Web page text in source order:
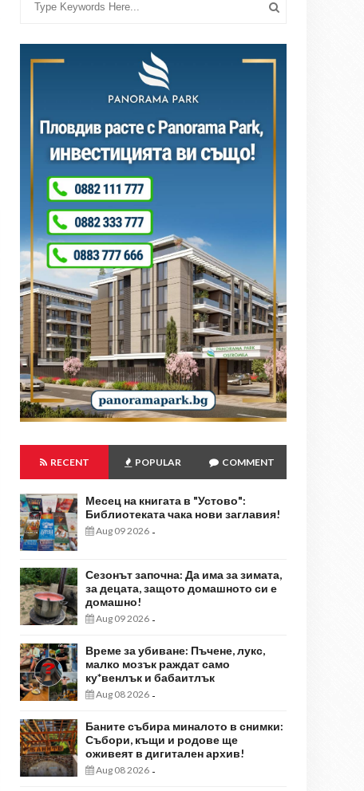
RECENT POPULAR COMMENT
Месец на книгата в "Устово":
Библиотеката чака нови заглавия!
Aug 09 2026 -
Сезонът започна: Да има за зимата,
за децата, защото домашното си е
домашно!
Aug 09 2026 -
Време за убиване: Пъчене, лукс,
малко мозък раждат само
ку*венлък и бабаитлък
Aug 08 2026 -
Баните събира миналото в снимки:
Събори, къщи и родове ще
оживеят в дигитален архив!
Aug 08 2026 -